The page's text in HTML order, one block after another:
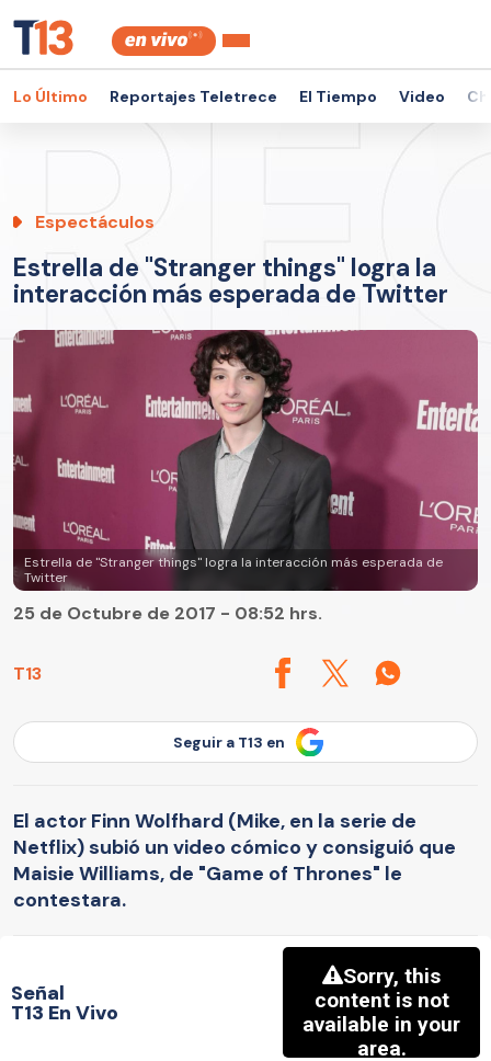
Lo Último Reportajes Teletrece El Tiempo Video
Espectáculos
Estrella de "Stranger things" logra la
interacción más esperada de Twitter
Estrella de "Stranger things" logra la interacción más esperada de
Twitter
T13
25 de Octubre de 2017 - 08:52 hrs.
Seguir a T13 en
El actor Finn Wolfhard (Mike, en la serie de
Netflix) subió un video cómico y consiguió que
Maisie Williams, de "Game of Thrones" le
contestara.
Señal
T13 En Vivo